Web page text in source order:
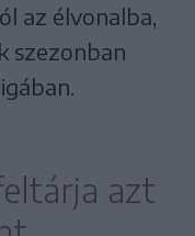
az élvonalba,
szezonban
azt